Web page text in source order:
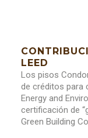
CONTRIBUC
LEED
Los pisos
de créditos para
Energy and
certificación de
Green Building